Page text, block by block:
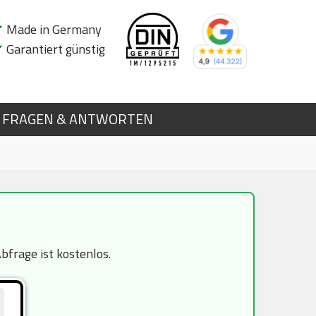
Made in Germany
Garantiert günstig
FRAGEN & ANTWORTEN
ist kostenlos.